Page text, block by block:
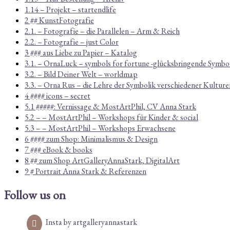
1.14 – Projekt – startendlife
2 ## KunstFotografie
2.1. – Fotografie – die Parallelen – Arm & Reich
2.2. – Fotografie – just Color
3 ### aus Liebe zu Papier – Katalog
3.1. – OrnaLuck – symbols for fortune -glücksbringende
3.2. – Bild Deiner Welt – worldmap
3.3. – Orna Rus – die Lehre der Symbolik verschiedener
4 #### icons – secret
5.1 #####: Vernissage & MostArtPhil, CV Anna Stark
5.2 – – MostArtPhil – Workshops für Kinder & social
5.3 – – MostArtPhil – Workshops Erwachsene
6 #### zum Shop: Minimalismus & Design
7 ### eBook & books
8 ## zum Shop ArtGalleryAnnaStark, DigitalArt
9 # Portrait Anna Stark & Referenzen
Follow us on
Insta by artgalleryannastark